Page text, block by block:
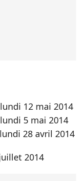
12 mai 2014
5 mai 2014
28 avril 2014
2014